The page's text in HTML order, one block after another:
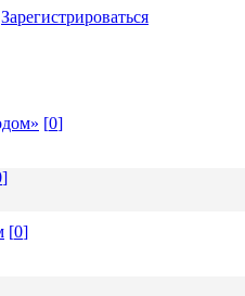
Зарегистрироваться
[0]
]
[0]